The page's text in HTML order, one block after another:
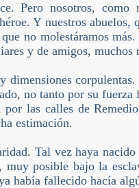
Pero nosotros, como
Y nuestros abuelos,
no molestáramos
y de amigos, muchos
no tanto por su
las calles de
estimación.
Tal vez haya
posible bajo la
había fallecido hacía